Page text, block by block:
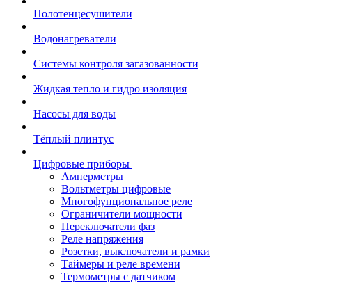
Полотенцесушители
Водонагреватели
Системы контроля загазованности
Жидкая тепло и гидро изоляция
Насосы для воды
Тёплый плинтус
Цифровые приборы
Амперметры
Вольтметры цифровые
Многофунциональное реле
Ограничители мощности
Переключатели фаз
Реле напряжения
Розетки, выключатели и рамки
Таймеры и реле времени
Термометры c датчиком